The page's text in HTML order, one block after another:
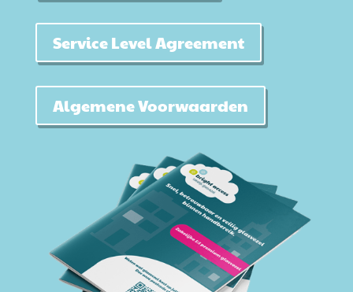
Service Level Agreement
Algemene Voorwaarden